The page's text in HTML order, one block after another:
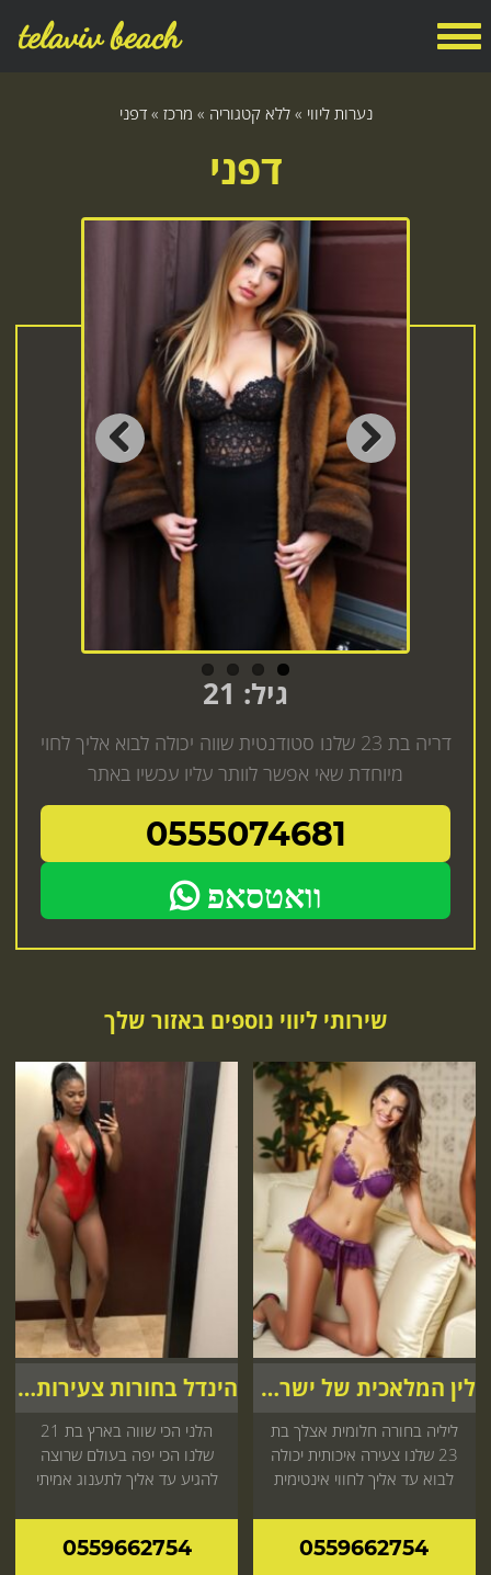
telaviv beach
נערות ליווי »ללא קטגוריה » מרכז »דפני
דפני
Previous Next
גיל: 21
דריה בת 23 שלנו סטודנטית שווה יכולה לבוא אליך לחוי
מיוחדת שאי אפשר לוותר עליו עכשיו באתר
0555074681
וואטסאפ
שירותי ליווי נוספים באזור שלך
לין המלאכית של ישראל
ליליה בחורה חלומית אצלך בת
23 שלנו צעירה איכותית יכולה
לבוא עד אליך לחווי אינטימית
לאתר
0559662754
הינדל בחורות צעירות אצלך
הלני הכי שווה בארץ בת 21
שלנו הכי יפה בעולם שרוצה
להגיע עד אליך לתענוג אמיתי
0559662754